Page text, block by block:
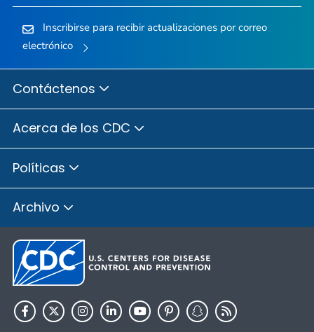
Inscribirse para recibir actualizaciones por correo
electrónico
Contáctenos
Acerca de los CDC
Políticas
Archivo